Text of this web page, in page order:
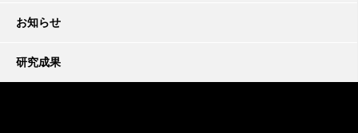
お知らせ
研究成果